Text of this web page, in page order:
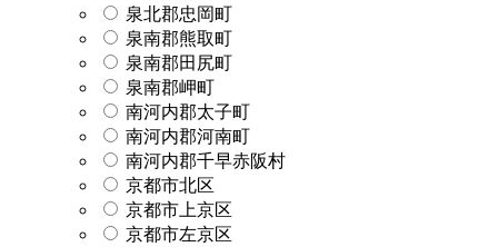
泉北郡忠岡町
泉南郡熊取町
泉南郡田尻町
泉南郡岬町
南河内郡太子町
南河内郡河南町
南河内郡千早赤阪村
京都市北区
京都市上京区
京都市左京区